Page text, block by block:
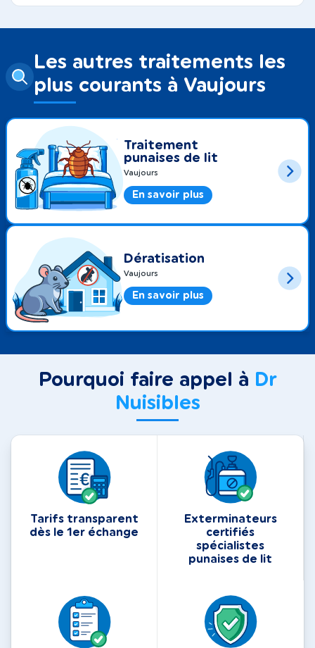
Les autres traitements les
plus courants à Vaujours
Traitement
punaises de lit
Vaujours
En savoir plus
Dératisation
Vaujours
En savoir plus
Pourquoi faire appel à Dr
Nuisibles
Tarifs transparent
dès le 1er échange
Exterminateurs
certifiés
spécialistes
punaises de lit